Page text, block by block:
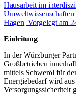
Hausarbeit im
Hagen, Vorgelegt am
Einleitung
In der Würzburger
Großbetrieben
mittels Schweröl für
Energiebedarf wird
Versorgungssicherheit